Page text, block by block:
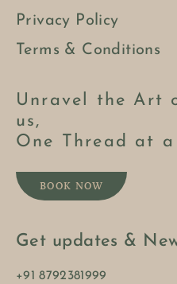
Privacy Policy
Terms & Conditions
Unravel the Art
us,
One Thread at a
BOOK NOW
Get updates &
+91 8792381999